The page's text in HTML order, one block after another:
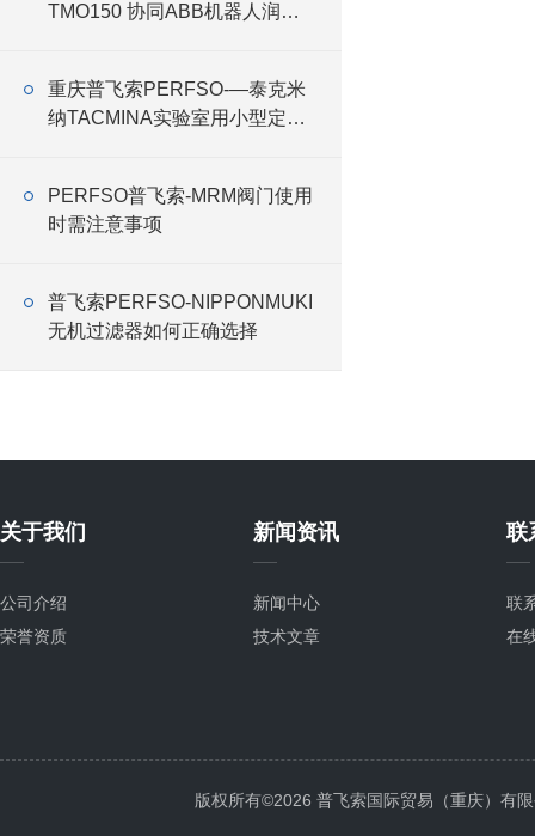
TMO150 协同ABB机器人润滑
重庆普飞索PERFSO-—泰克米
纳TACMINA实验室用小型定量
PERFSO普飞索-MRM阀门使用
时需注意事项
普飞索PERFSO-NIPPONMUKI
无机过滤器如何正确选择
关于我们
公司介绍
荣誉资质
新闻资讯
新闻中心
技术文章
联
联
在
版权所有©2026 普飞索国际贸易（重庆）有